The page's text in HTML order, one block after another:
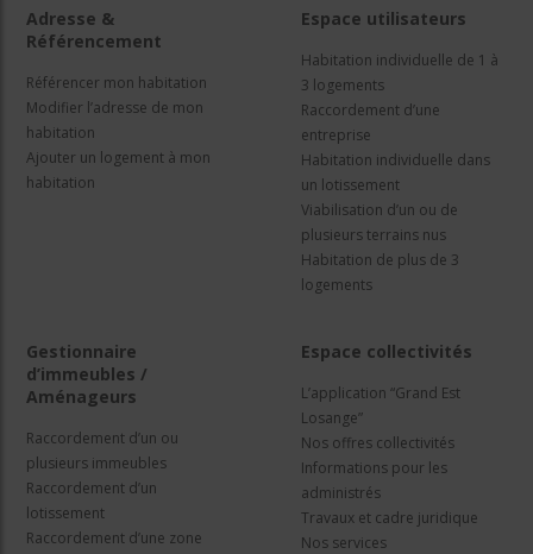
Adresse &
Référencement
Référencer mon habitation
Modifier l’adresse de mon
habitation
Ajouter un logement à mon
habitation
Espace utilisateurs
Habitation individuelle de 1 à
3 logements
Raccordement d’une
entreprise
Habitation individuelle dans
un lotissement
Viabilisation d’un ou de
plusieurs terrains nus
Habitation de plus de 3
logements
Gestionnaire
d’immeubles /
Aménageurs
Raccordement d’un ou
plusieurs immeubles
Raccordement d’un
lotissement
Raccordement d’une zone
Espace collectivités
L’application “Grand Est
Losange”
Nos offres collectivités
Informations pour les
administrés
Travaux et cadre juridique
Nos services